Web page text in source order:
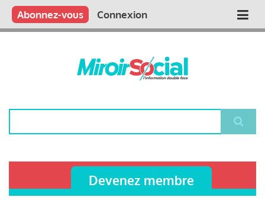
Aller
contenu
Main
Qui sommes nous ?
Vous publiez
Nous publions
Contactez-nous
Abonnez-vous Connexion
Devenez membre